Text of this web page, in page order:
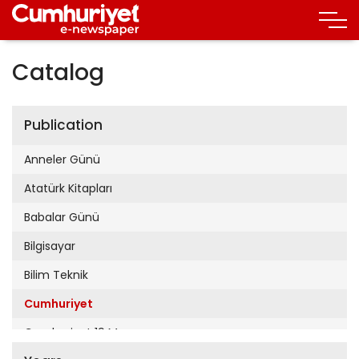
Catalog
Publication
Anneler Günü
Atatürk Kitapları
Babalar Günü
Bilgisayar
Bilim Teknik
Cumhuriyet
Cumhuriyet 19 Mayıs